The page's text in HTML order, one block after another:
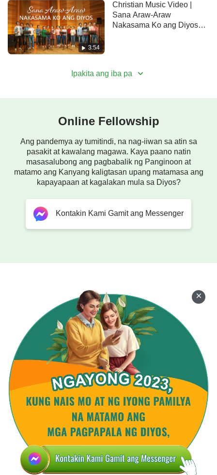
Itatama ng Diyos ang kaapihan.
Magiging Hari ang Diyos sa lupa.
Ⅱ
Buo na ang plano ng Diyos,
walang sinumang maaaring magbago nito.
Kapag Siya ay maringal na naglibot sa sansinukob,
mababago at sisigla ang lahat.
Magiging Hari ang Diyos sa lupa.
Magagalak Kanyang puso kapag wala nang
umiiyak,
at 'di na sila sisigaw ng tulong sa Diyos.
magsasaya ang buong sansinukob.
Ginagawa ng Diyos ang gawaing
itinakda Niyang tuparin.
Siya'y kumikilos sa gitna ng sangkatauhan,
ginagawa'ng lahat ayon sa plano.
Binubuwag ng tao ang mga bansa
ayon lang sa kalooban Niya.
Itatama ng Diyos ang kaapihan sa mundo.
Magiging Hari ang Diyos sa lupa.
3:54
Christian Music Video |
Sana Araw-Araw
Nakasama Ko ang Diyos
Ipakita ang iba pa
Online Fellowship
Ang pandemya ay tumitindi, na nag-iiwan sa atin sa
pasakit at kawalang magawa. Kaya paano natin
masasalubong ang pagbabalik ng Panginoon at
matamo ang Kanyang kaligtasan upang matamasa ang
kapayapaan at kagalakan mula sa Diyos?
Kontakin Kami Gamit ang Messenger